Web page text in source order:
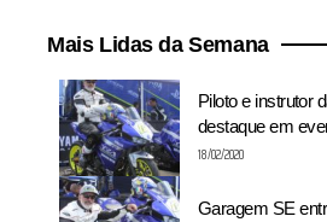
Mais Lidas da Semana
Piloto e instrutor
destaque em
18/02/2020
Garagem SE